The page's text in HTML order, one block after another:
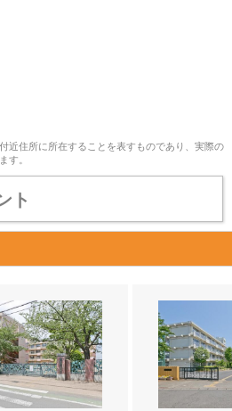
近住所に所在することを表すものであり、実際の
す。
ト